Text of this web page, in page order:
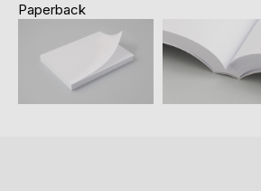
Paperback